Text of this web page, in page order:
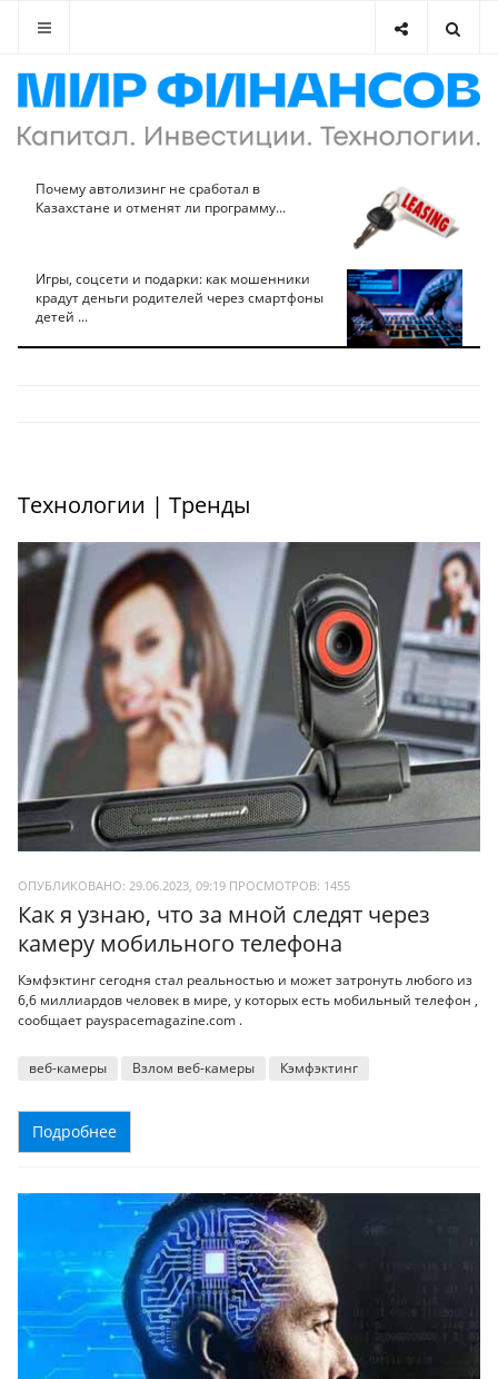
Почему автолизинг не сработал в
Казахстане и отменят ли программу...
Игры, соцсети и подарки: как мошенники
крадут деньги родителей через смартфоны
детей ...
Технологии | Тренды
ОПУБЛИКОВАНО: 29.06.2023, 09:19 ПРОСМОТРОВ: 1455
Как я узнаю, что за мной следят через
камеру мобильного телефона
Кэмфэктинг сегодня стал реальностью и может затронуть любого из
6,6 миллиардов человек в мире, у которых есть мобильный телефон ,
сообщает payspacemagazine.com .
веб-камеры Взлом веб-камеры Кэмфэктинг
Подробнее